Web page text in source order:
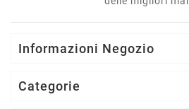
Informazioni Negozio
Categorie